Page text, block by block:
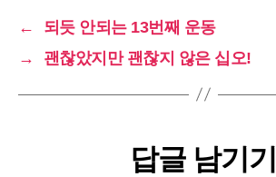
←
되듯 안되는 13번째 운동
→
괜찮았지만 괜찮지 않은 십오!
답글 남기기